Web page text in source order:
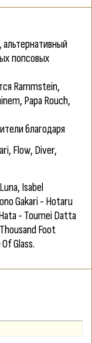
попсовых
Rammstein,
Papa Rouch,
благодаря
Flow, Diver,
Isabel
Gakari - Hotaru
- Toumei Datta
Foot
Glass.